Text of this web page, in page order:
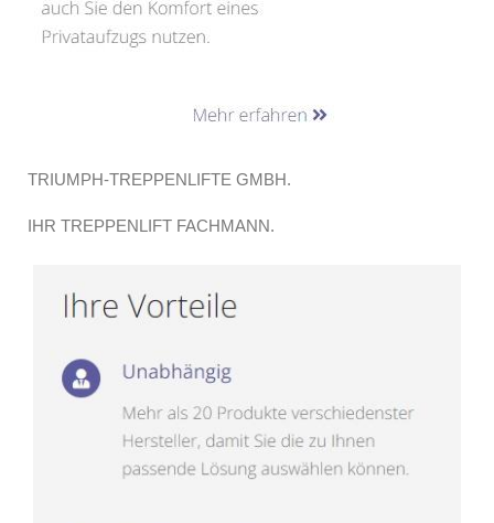
TRIUMPH-TREPPENLIFTE GMBH.
IHR TREPPENLIFT FACHMANN.